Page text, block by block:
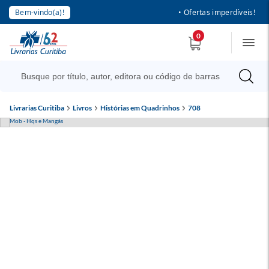
Bem-vindo(a)! • Ofertas imperdíveis!
0
Livrarias Curitiba Livros Histórias em Quadrinhos 708